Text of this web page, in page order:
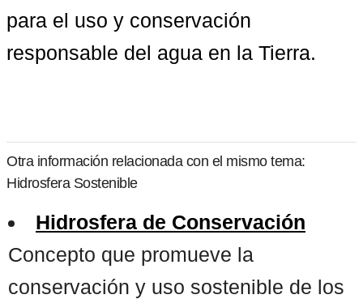
para el uso y conservación
responsable del agua en la Tierra.
Otra información relacionada con el mismo tema:
Hidrosfera Sostenible
Hidrosfera de Conservación
Concepto que promueve la
conservación y uso sostenible de los